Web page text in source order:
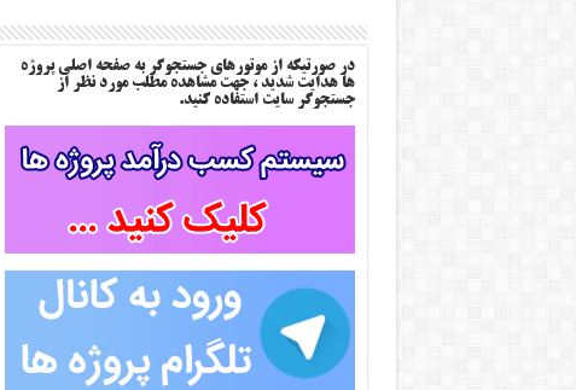
در صورتیکه از موتورهای جستجوگر به صفحه اصلی پروژه
ها هدایت شدید ، جهت مشاهده مطلب مورد نظر از
جستجوگر سایت استفاده کنید.